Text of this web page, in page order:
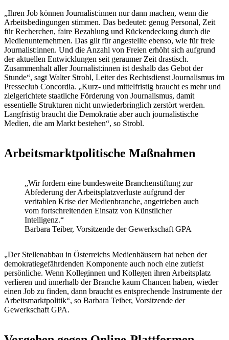
„Ihren Job können Journalist:innen nur dann machen, wenn die
Arbeitsbedingungen stimmen. Das bedeutet: genug Personal, Zeit
für Recherchen, faire Bezahlung und Rückendeckung durch die
Medienunternehmen. Das gilt für angestellte ebenso, wie für freie
Journalist:innen. Und die Anzahl von Freien erhöht sich aufgrund
der aktuellen Entwicklungen seit geraumer Zeit drastisch.
Zusammenhalt aller Journalist:innen ist deshalb das Gebot der
Stunde“, sagt Walter Strobl, Leiter des Rechtsdienst Journalismus im
Presseclub Concordia. „Kurz- und mittelfristig braucht es mehr und
zielgerichtete staatliche Förderung von Journalismus, damit
essentielle Strukturen nicht unwiederbringlich zerstört werden.
Langfristig braucht die Demokratie aber auch journalistische
Medien, die am Markt bestehen“, so Strobl.
Arbeitsmarktpolitische Maßnahmen
„Wir fordern eine bundesweite Branchenstiftung zur
Abfederung der Arbeitsplatzverluste aufgrund der
veritablen Krise der Medienbranche, angetrieben auch
vom fortschreitenden Einsatz von Künstlicher
Intelligenz.“
Barbara Teiber, Vorsitzende der Gewerkschaft GPA
„Der Stellenabbau in Österreichs Medienhäusern hat neben der
demokratiegefährdenden Komponente auch noch eine zutiefst
persönliche. Wenn Kolleginnen und Kollegen ihren Arbeitsplatz
verlieren und innerhalb der Branche kaum Chancen haben, wieder
einen Job zu finden, dann braucht es entsprechende Instrumente der
Arbeitsmarktpolitik“, so Barbara Teiber, Vorsitzende der
Gewerkschaft GPA.